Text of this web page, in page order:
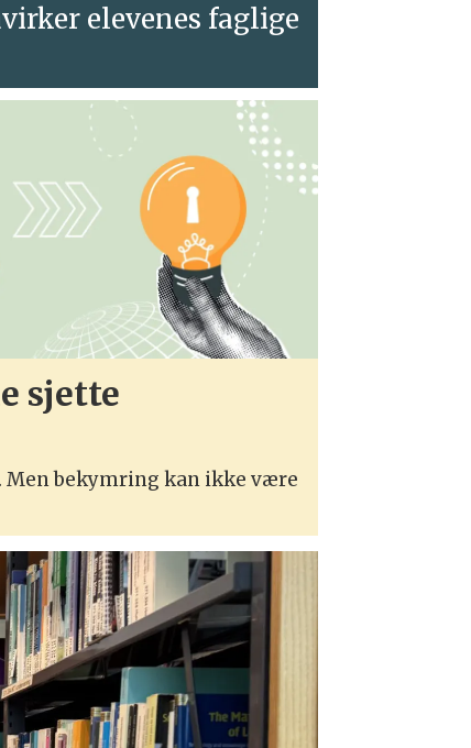
elevenes faglige
sjette
Men bekymring kan ikke være